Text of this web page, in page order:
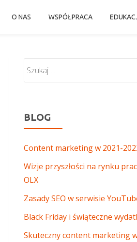
O NAS WSPÓŁPRACA
BLOG
Content marketing w 2021-
Wizje przyszłości na rynku
OLX
Zasady SEO w serwisie
Black Friday i świąteczne
Skuteczny content marketing